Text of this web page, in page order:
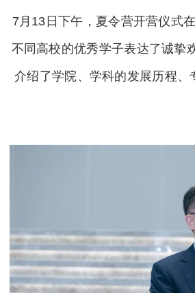
7月13日下午，夏令营开营仪式
不同高校的优秀学子表达了诚挚
介绍了学院、学科的发展历程